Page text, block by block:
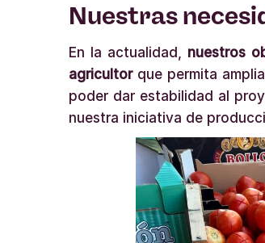
Nuestras
En la actualidad, nuestros
agricultorque permita
poder dar estabilidad al
nuestra iniciativa de